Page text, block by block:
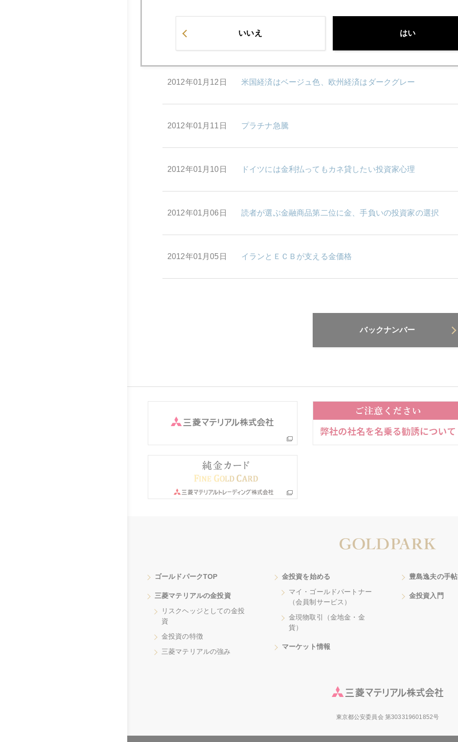
2012年01月13日 ２０１２年投資商品人気Ｎｏ．１は"金"
2012年01月12日 米国経済はベージュ色、欧州経済はダークグレー
2012年01月11日 プラチナ急騰
2012年01月10日 ドイツには金利払ってもカネ貸したい投資家心理
2012年01月06日 読者が選ぶ金融商品第二位に金、手負いの投資家の選択
2012年01月05日 イランとＥＣＢが支える金価格
バックナンバー
ゴールドパークTOP
三菱マテリアルの金投資
リスクヘッジとしての金投
資
金投資の特徴
三菱マテリアルの強み
金投資を始める
マイ・ゴールドパートナー
（会員制サービス）
金現物取引（金地金・金
貨）
マーケット情報
豊島逸夫の手帖
金投資入門
東京都公安委員会 第303319601852号
いいえ はい